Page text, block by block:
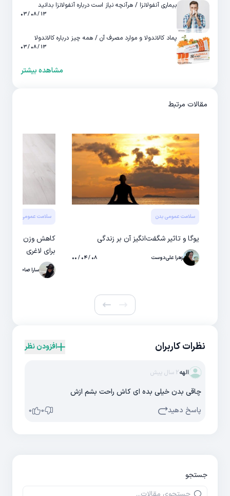
بیماری آنفولانزا / هرآنچه نیاز است درباره آنفولانزا بدانید
۱۳ / ۰۸ / ۰۳
پماد کالاندولا و موارد مصرف آن / همه چیز درباره کالاندولا
۱۳ / ۰۸ / ۰۳
مشاهده بیشتر
مقالات مرتبط
سلامت عمومی بدن
یوگا و تاثیر شگفت‌انگیز آن بر زندگی
زهرا علی‌دوست ۰۸ / ۰۴ / ۰۰
سلامت عمومی بدن
کاهش وزن: چگونه
برای لاغری
سارا صاحبی
نظرات کاربران افزودن نظر
الهه2 سال پیش
چاقی بدن خیلی بده ای کاش راحت بشم ازش
پاسخ دهید
0
0
جستجو